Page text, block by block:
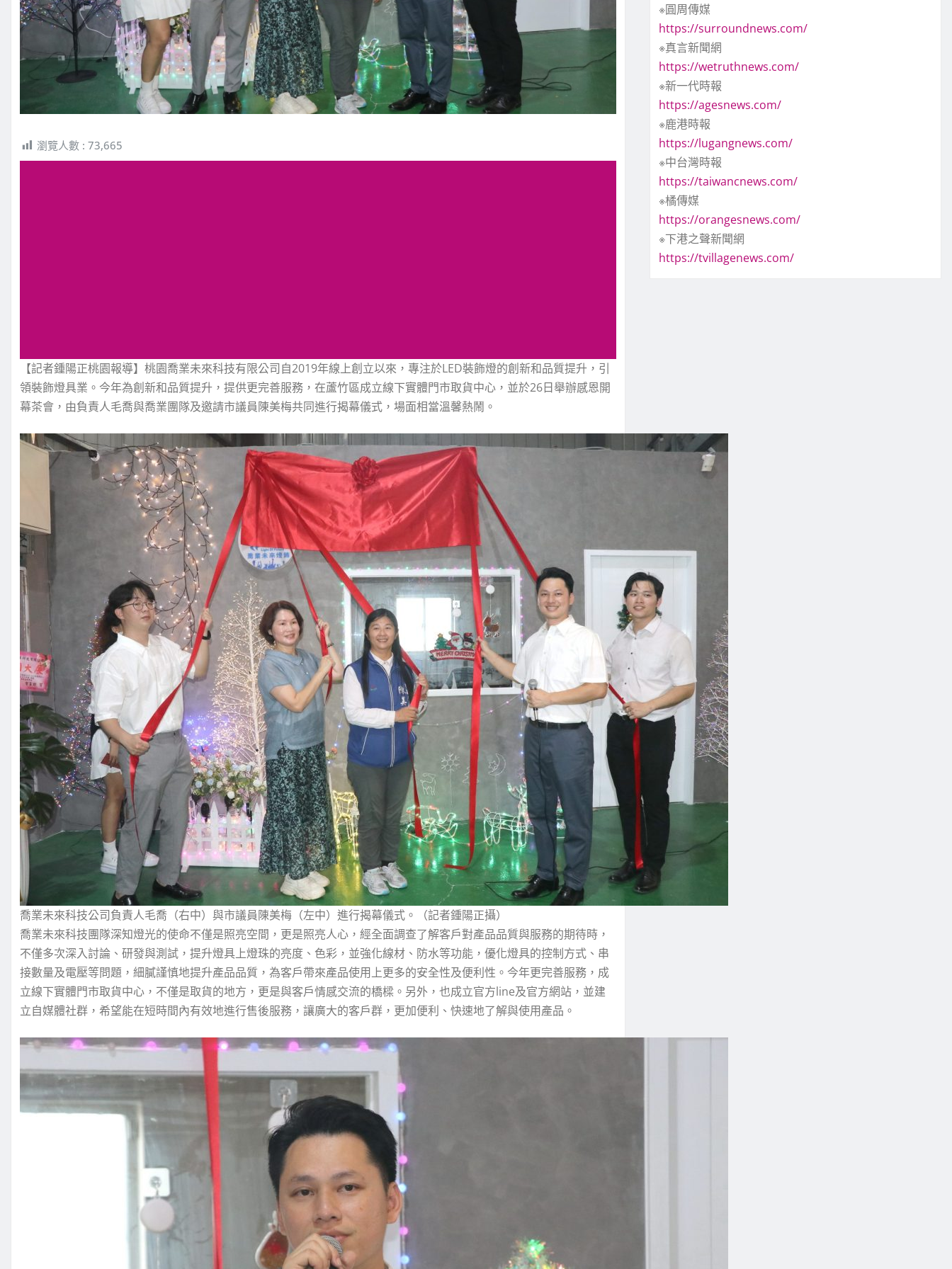
瀏覽人數 : 73,665
【記者鍾陽正桃園報導】桃園喬業未來科技有限公司自2019年線上創立以來，專注於LED裝飾燈的創新和品質提升，引
領裝飾燈具業。今年為創新和品質提升，提供更完善服務，在蘆竹區成立線下實體門市取貨中心，並於26日舉辦感恩開
幕茶會，由負責人毛喬與喬業團隊及邀請市議員陳美梅共同進行揭幕儀式，場面相當溫馨熱鬧。
喬業未來科技公司負責人毛喬（右中）與市議員陳美梅（左中）進行揭幕儀式。（記者鍾陽正攝）
喬業未來科技團隊深知燈光的使命不僅是照亮空間，更是照亮人心，經全面調查了解客戶對產品品質與服務的期待時，
不僅多次深入討論、研發與測試，提升燈具上燈珠的亮度、色彩，並強化線材、防水等功能，優化燈具的控制方式、串
接數量及電壓等問題，細膩謹慎地提升產品品質，為客戶帶來產品使用上更多的安全性及便利性。今年更完善服務，成
立線下實體門市取貨中心，不僅是取貨的地方，更是與客戶情感交流的橋樑。另外，也成立官方line及官方網站，並建
立自媒體社群，希望能在短時間內有效地進行售後服務，讓廣大的客戶群，更加便利、快速地了解與使用產品。
※圓周傳媒
https://surroundnews.com/
※真言新聞網
https://wetruthnews.com/
※新一代時報
https://agesnews.com/
※鹿港時報
https://lugangnews.com/
※中台灣時報
https://taiwancnews.com/
※橘傳媒
https://orangesnews.com/
※下港之聲新聞網
https://tvillagenews.com/